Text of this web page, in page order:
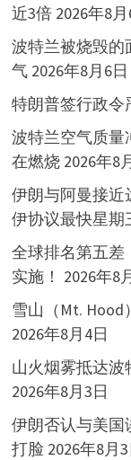
近3倍 2026年8月
波特兰被烧毁的
气 2026年8月6日
特朗普签行政令
波特兰空气质量
在燃烧 2026年8
伊朗与阿曼接近
伊协议最快星期
全球排名第五差
实施！ 2026年8
雪山（Mt. Hood
2026年8月4日
山火烟雾抵达波
2026年8月3日
伊朗否认与美国
打脸 2026年8月3